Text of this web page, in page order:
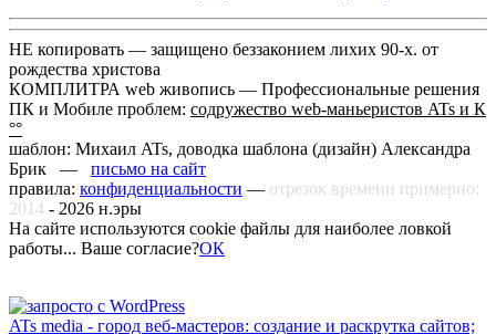
НЕ копировать — защищено беззаконием лихих 90-х. от
рождества христова
КОМПЛИТРА web живопись — Профессиональные решения
ПК и Мобиле проблем: содружество web-маньеристов ATs и К
°°
шаблон: Михаил ATs, доводка шаблона (дизайн) Александра
Брик — письмо на сайт
правила: конфиденциальности — отрезок времени примерно:
2014 - 2026 н.эры
На сайте используются cookie файлы для наиболее ловкой
работы... Ваше согласие?ОК
ATs media - город веб-мастеров: создание и раскрутка сайтов;